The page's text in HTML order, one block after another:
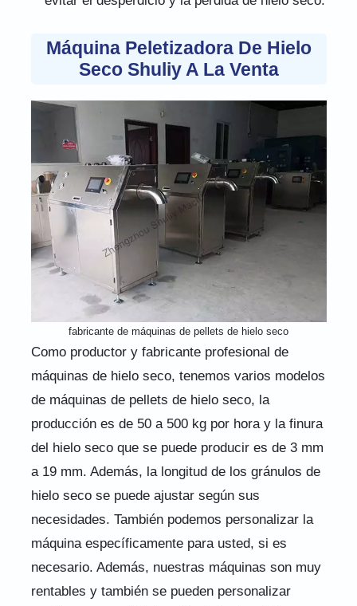
Máquina Peletizadora De Hielo
Seco Shuliy A La Venta
fabricante de máquinas de pellets de hielo seco
Como productor y fabricante profesional de
máquinas de hielo seco, tenemos varios modelos
de máquinas de pellets de hielo seco, la
producción es de 50 a 500 kg por hora y la finura
del hielo seco que se puede producir es de 3 mm
a 19 mm. Además, la longitud de los gránulos de
hielo seco se puede ajustar según sus
necesidades. También podemos personalizar la
máquina específicamente para usted, si es
necesario. Además, nuestras máquinas son muy
rentables y también se pueden personalizar